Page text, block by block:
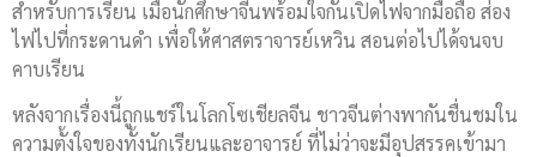
สำหรับการเรียน เมื่อนักศึกษาจีนพร้อมใจกันเปิดไฟจากมือถือ ส่อง
ไฟไปที่กระดานดำ เพื่อให้ศาสตราจารย์เหวิน สอนต่อไปได้จนจบ
คาบเรียน
หลังจากเรื่องนี้ถูกแชร์ในโลกโซเชียลจีน ชาวจีนต่างพากันชื่นชมใน
ความตั้งใจของทั้งนักเรียนและอาจารย์ ที่ไม่ว่าจะมีอุปสรรคเข้ามา